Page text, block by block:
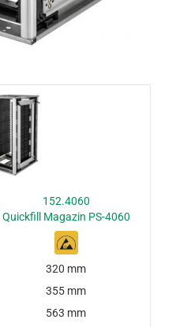
152.4060
Quickfill Magazin PS-4060
320 mm
355 mm
563 mm